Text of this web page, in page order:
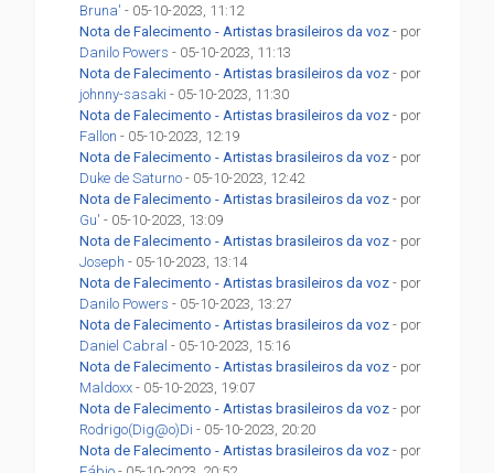
Bruna' - 05-10-2023, 11:12
Nota de Falecimento - Artistas brasileiros da voz - por
Danilo Powers - 05-10-2023, 11:13
Nota de Falecimento - Artistas brasileiros da voz - por
johnny-sasaki - 05-10-2023, 11:30
Nota de Falecimento - Artistas brasileiros da voz - por
Fallon - 05-10-2023, 12:19
Nota de Falecimento - Artistas brasileiros da voz - por
Duke de Saturno - 05-10-2023, 12:42
Nota de Falecimento - Artistas brasileiros da voz - por
Gu' - 05-10-2023, 13:09
Nota de Falecimento - Artistas brasileiros da voz - por
Joseph - 05-10-2023, 13:14
Nota de Falecimento - Artistas brasileiros da voz - por
Danilo Powers - 05-10-2023, 13:27
Nota de Falecimento - Artistas brasileiros da voz - por
Daniel Cabral - 05-10-2023, 15:16
Nota de Falecimento - Artistas brasileiros da voz - por
Maldoxx - 05-10-2023, 19:07
Nota de Falecimento - Artistas brasileiros da voz - por
Rodrigo(Dig@o)Di - 05-10-2023, 20:20
Nota de Falecimento - Artistas brasileiros da voz - por